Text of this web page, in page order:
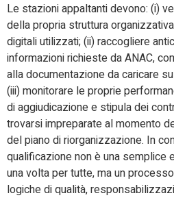
Le stazioni appaltanti devono: (i)
della propria struttura
digitali utilizzati; (ii) raccogliere
informazioni richieste da ANAC,
alla documentazione da caricare
(iii) monitorare le proprie
di aggiudicazione e stipula dei
trovarsi impreparate al momento
del piano di riorganizzazione. In
qualificazione non è una semplice
una volta per tutte, ma un
logiche di qualità,